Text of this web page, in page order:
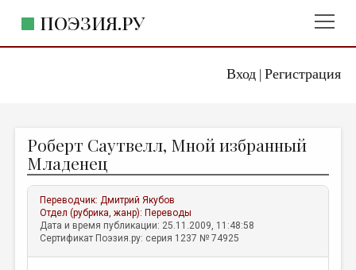
Вход| Регистрация
ПОЭЗИЯ.РУ
ЖАНРЫ
АВТОРЫ
КОММЕНТАРИИ
ЛИТСАЛОН
Роберт Саутвелл, Мной избранный
Младенец
Переводчик:Дмитрий Якубов
Отдел (рубрика, жанр): Переводы
Дата и время публикации: 25.11.2009, 11:48:58
Сертификат Поэзия.ру: серия 1237 № 74925